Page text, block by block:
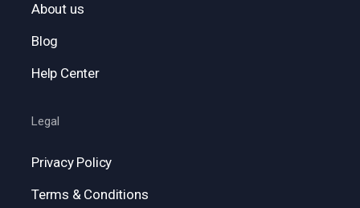
About us
Blog
Help Center
Legal
Privacy Policy
Terms & Conditions